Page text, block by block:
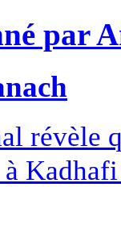
par
révèle
Kadhafi